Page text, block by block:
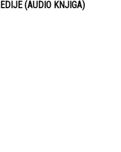
(AUDIO KNJIGA)